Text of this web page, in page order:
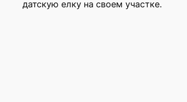
датскую елку на своем участке.